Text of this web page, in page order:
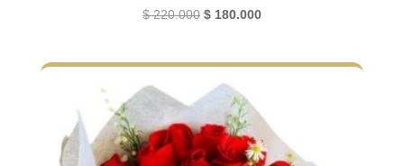
$220.000 El
$ 220.000.
$180.000El